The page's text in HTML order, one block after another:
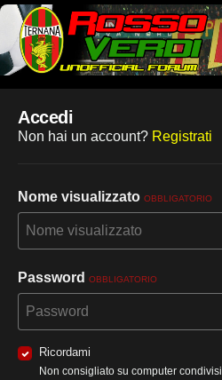
Accedi
Non hai un account? Registrati
Nome visualizzato OBBLIGATORIO
Password OBBLIGATORIO
Ricordami
Non consigliato su computer condivisi